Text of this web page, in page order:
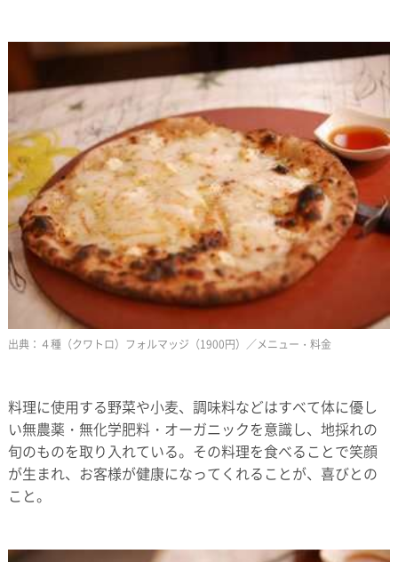
４種（クワトロ）フォルマッジ（1900円）／メニュー・料金
料理に使用する野菜や小麦、調味料などはすべて体に優し
い無農薬・無化学肥料・オーガニックを意識し、地採れの
旬のものを取り入れている。その料理を食べることで笑顔
が生まれ、お客様が健康になってくれることが、喜びとの
こと。